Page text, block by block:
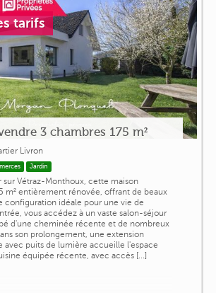
tarifs
3 chambres 175 m²
Livron
Jardin
sur Vétraz-Monthoux, cette maison
m² entièrement rénovée, offrant de beaux
configuration idéale pour une vie de
vous accédez à un vaste salon-séjour
d'une cheminée récente et de nombreux
son prolongement, une extension
avec puits de lumière accueille l'espace
équipée récente, avec accès [...]